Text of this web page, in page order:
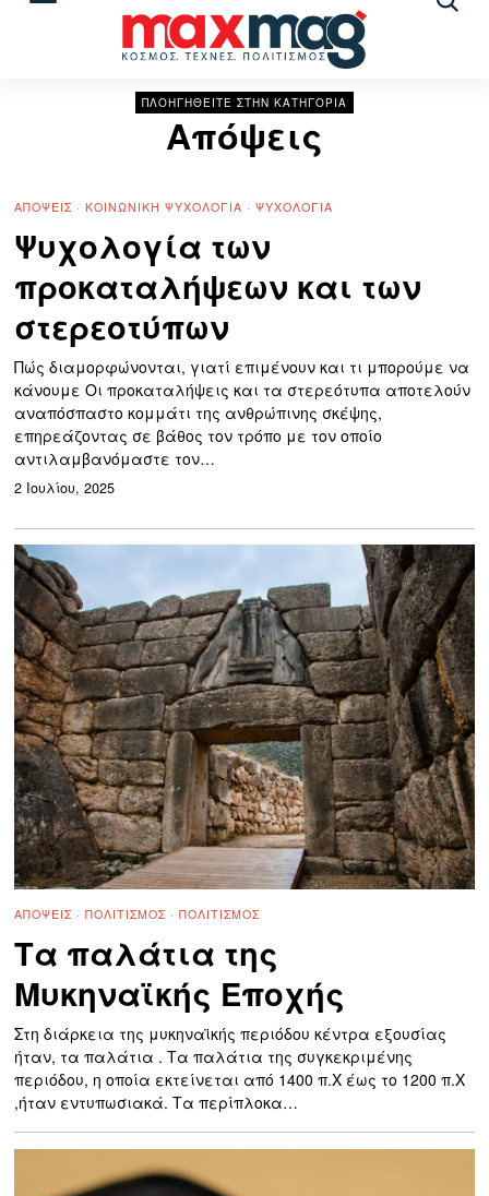
ΠΛΟΗΓΗΘΕΙΤΕ ΣΤΗΝ ΚΑΤΗΓΟΡΙΑ
Απόψεις
ΑΠΌΨΕΙΣ · ΚΟΙΝΩΝΙΚΉ ΨΥΧΟΛΟΓΊΑ · ΨΥΧΟΛΟΓΊΑ
Ψυχολογία των
προκαταλήψεων και των
στερεοτύπων
Πώς διαμορφώνονται, γιατί επιμένουν και τι μπορούμε να
κάνουμε Οι προκαταλήψεις και τα στερεότυπα αποτελούν
αναπόσπαστο κομμάτι της ανθρώπινης σκέψης,
επηρεάζοντας σε βάθος τον τρόπο με τον οποίο
αντιλαμβανόμαστε τον…
2 Ιουλίου, 2025
ΑΠΌΨΕΙΣ · ΠΟΛΙΤΙΣΜΌΣ · ΠΟΛΙΤΙΣΜΌΣ
Τα παλάτια της
Μυκηναϊκής Εποχής
Στη διάρκεια της μυκηναϊκής περιόδου κέντρα εξουσίας
ήταν, τα παλάτια . Τα παλάτια της συγκεκριμένης
περιόδου, η οποία εκτείνεται από 1400 π.Χ έως το 1200 π.Χ
,ήταν εντυπωσιακά. Τα περίπλοκα…